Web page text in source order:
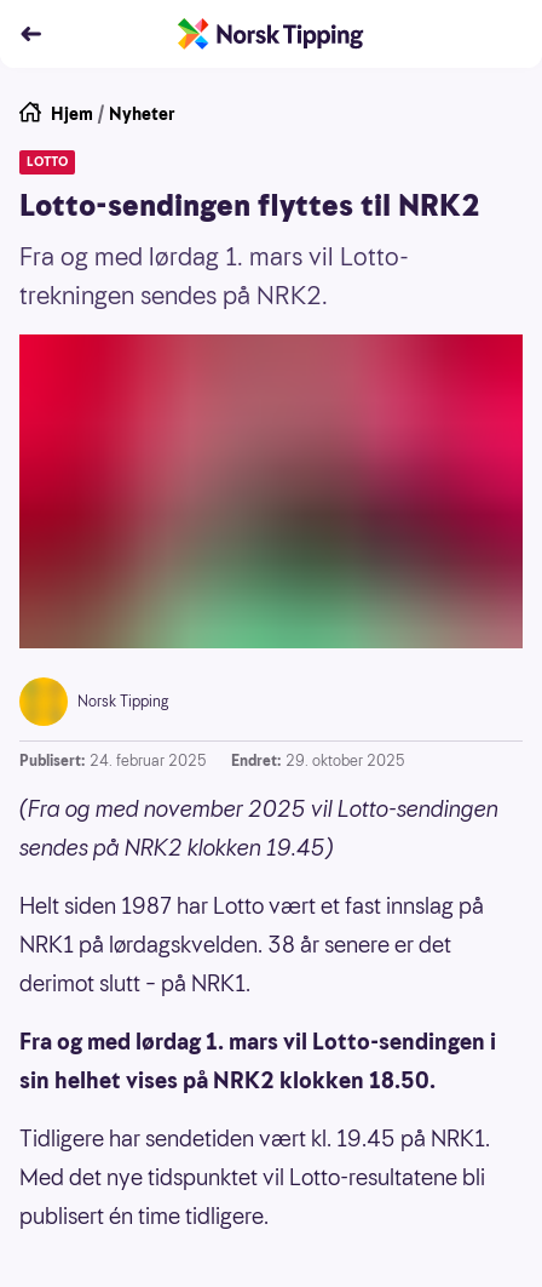
Hjem / Nyheter
LOTTO
Lotto-sendingen flyttes til NRK2
Fra og med lørdag 1. mars vil Lotto-
trekningen sendes på NRK2.
Norsk Tipping
Publisert: 24. februar 2025 Endret: 29. oktober 2025
(Fra og med november 2025 vil Lotto-sendingen
sendes på NRK2 klokken 19.45)
Helt siden 1987 har Lotto vært et fast innslag på
NRK1 på lørdagskvelden. 38 år senere er det
derimot slutt – på NRK1.
Fra og med lørdag 1. mars vil Lotto-sendingen i
sin helhet vises på NRK2 klokken 18.50.
Tidligere har sendetiden vært kl. 19.45 på NRK1.
Med det nye tidspunktet vil Lotto-resultatene bli
publisert én time tidligere.